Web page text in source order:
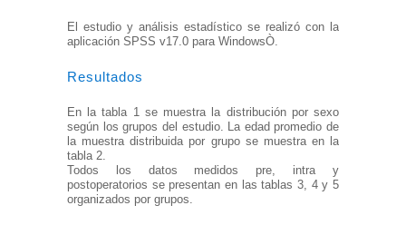
El estudio y análisis estadístico se realizó con la
aplicación SPSS v17.0 para WindowsÒ.
Resultados
En la tabla 1 se muestra la distribución por sexo
según los grupos del estudio. La edad promedio de
la muestra distribuida por grupo se muestra en la
tabla 2.
Todos los datos medidos pre, intra y
postoperatorios se presentan en las tablas 3, 4 y 5
organizados por grupos.